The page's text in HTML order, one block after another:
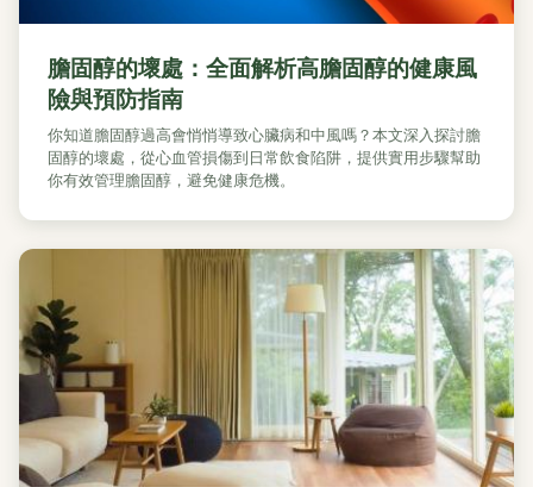
膽固醇的壞處：全面解析高膽固醇的健康風
險與預防指南
你知道膽固醇過高會悄悄導致心臟病和中風嗎？本文深入探討膽
固醇的壞處，從心血管損傷到日常飲食陷阱，提供實用步驟幫助
你有效管理膽固醇，避免健康危機。